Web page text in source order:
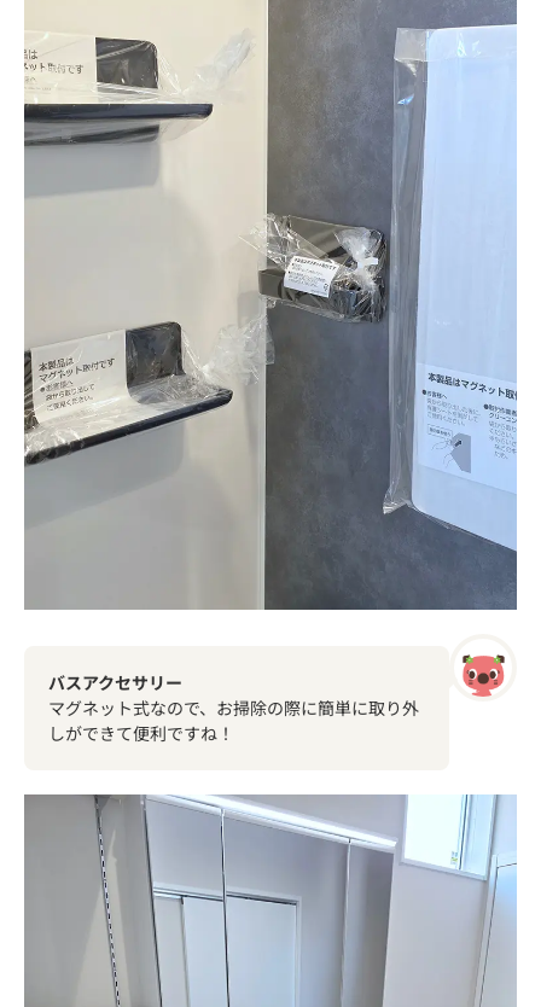
バスアクセサリー
マグネット式なので、お掃除の際に簡単に取り外
しができて便利ですね！